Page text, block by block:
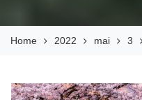
Home 2022 mai 3